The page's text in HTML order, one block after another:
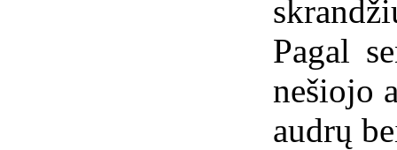
Pagal
nešiojo
audrų